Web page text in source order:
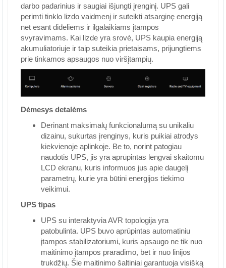
darbo padarinius ir saugiai išjungti įrenginį. UPS gali
perimti tinklo lizdo vaidmenį ir suteikti atsarginę energiją
net esant dideliems ir ilgalaikiams įtampos
svyravimams. Kai lizde yra srovė, UPS kaupia energiją
akumuliatoriuje ir taip suteikia prietaisams, prijungtiems
prie tinkamos apsaugos nuo viršįtampių.
Dėmesys detalėms
Derinant maksimalų funkcionalumą su unikaliu
dizainu, sukurtas įrenginys, kuris puikiai atrodys
kiekvienoje aplinkoje. Be to, norint patogiau
naudotis UPS, jis yra aprūpintas lengvai skaitomu
LCD ekranu, kuris informuos jus apie daugelį
parametrų, kurie yra būtini energijos tiekimo
veikimui.
UPS tipas
UPS su interaktyvia AVR topologija yra
patobulinta. UPS buvo aprūpintas automatiniu
įtampos stabilizatoriumi, kuris apsaugo ne tik nuo
maitinimo įtampos praradimo, bet ir nuo linijos
trukdžių. Šie maitinimo šaltiniai garantuoja visišką